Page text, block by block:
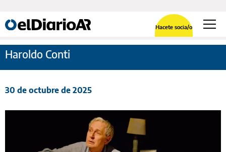
Hacete socia/o
Haroldo Conti
30 de octubre de 2025